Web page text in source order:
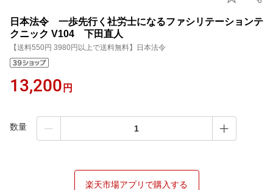
日本法令 一歩先行く社労士になるファシリテーションテ
クニック V104 下田直人
【送料550円 3980円以上で送料無料】日本法令
13,200 円
数量
楽天市場アプリで購入する